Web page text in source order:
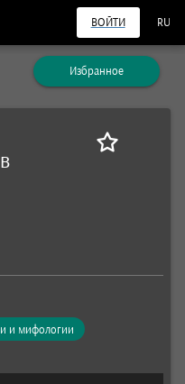
ВОЙТИ RU
Избранное
и мифологии